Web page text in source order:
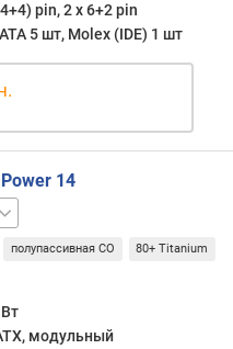
pin, 2 х 6+2 pin
5 шт, Molex (IDE) 1 шт
14
полупассивная СО 80+ Titanium
модульный